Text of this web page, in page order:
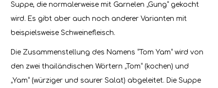
Suppe, die normalerweise mit Garnelen „Gung“ gekocht
wird. Es gibt aber auch noch anderer Varianten mit
beispielsweise Schweinefleisch.
Die Zusammenstellung des Namens “Tom Yam“ wird von
den zwei thailändischen Wörtern „Tom“ (kochen) und
„Yam“ (würziger und saurer Salat) abgeleitet. Die Suppe